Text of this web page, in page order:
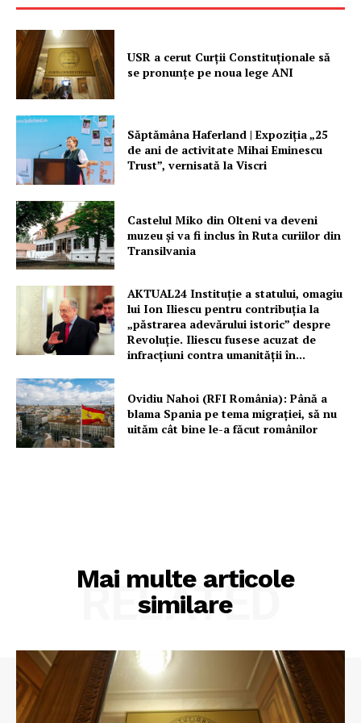
USR a cerut Curții Constituționale să
se pronunțe pe noua lege ANI
Săptămâna Haferland | Expoziţia „25
de ani de activitate Mihai Eminescu
Trust”, vernisată la Viscri
Castelul Miko din Olteni va deveni
muzeu şi va fi inclus în Ruta curiilor din
Transilvania
AKTUAL24 Instituție a statului, omagiu
lui Ion Iliescu pentru contribuția la
„păstrarea adevărului istoric” despre
Revoluție. Iliescu fusese acuzat de
infracțiuni contra umanității în...
Ovidiu Nahoi (RFI România): Până a
blama Spania pe tema migrației, să nu
uităm cât bine le-a făcut românilor
Mai multe articole
similare
RELATED